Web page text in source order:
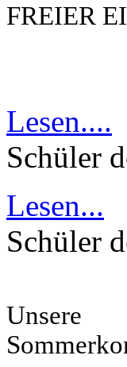
FREIER
Lesen....
Schüler
Lesen...
Schüler
Unsere